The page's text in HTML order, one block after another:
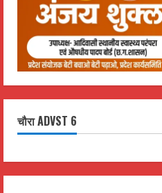
चौरा ADVST 6